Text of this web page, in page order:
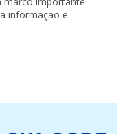
informação e